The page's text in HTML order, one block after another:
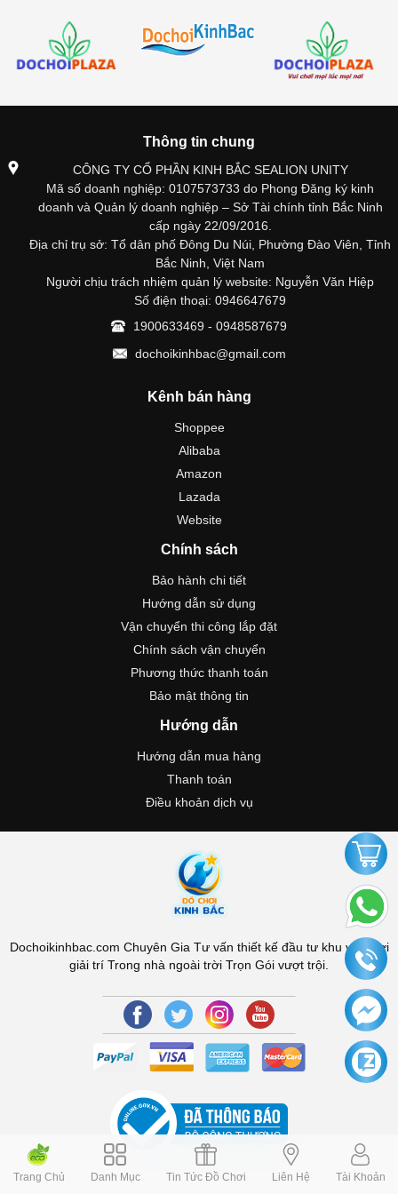
Thông tin chung
CÔNG TY CỔ PHẦN KINH BẮC SEALION UNITY
Mã số doanh nghiệp: 0107573733 do Phong Đăng ký kinh
doanh và Quản lý doanh nghiệp – Sở Tài chính tỉnh Bắc Ninh
cấp ngày 22/09/2016.
Địa chỉ trụ sở: Tổ dân phố Đông Du Núi, Phường Đào Viên, Tỉnh
Bắc Ninh, Việt Nam
Người chịu trách nhiệm quản lý website: Nguyễn Văn Hiệp
Số điện thoại: 0946647679
1900633469 - 0948587679
dochoikinhbac@gmail.com
Kênh bán hàng
Shoppee
Alibaba
Amazon
Lazada
Website
Chính sách
Bảo hành chi tiết
Hướng dẫn sử dụng
Vận chuyển thi công lắp đặt
Chính sách vận chuyển
Phương thức thanh toán
Bảo mật thông tin
Hướng dẫn
Hướng dẫn mua hàng
Thanh toán
Điều khoản dịch vụ
Dochoikinhbac.com Chuyên Gia Tư vấn thiết kế đầu tư khu vui chơi
giải trí Trong nhà ngoài trời Trọn Gói vượt trội.
Trang Chủ Danh Mục Tin Tức Đồ Chơi Liên Hệ Tài Khoản